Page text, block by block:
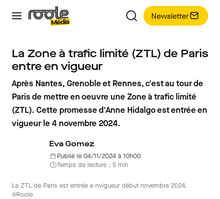
Newsletter
La Zone à trafic limité (ZTL) de Paris
entre en vigueur
Après Nantes, Grenoble et Rennes, c'est au tour de
Paris de mettre en oeuvre une Zone à trafic limité
(ZTL). Cette promesse d'Anne Hidalgo est entrée en
vigueur le 4 novembre 2024.
Eva Gomez
Publié le 04/11/2024 à 10h00
Temps de lecture : 5 min
La ZTL de Paris est entrée e nvigueur début novembre 2024.
©Roole